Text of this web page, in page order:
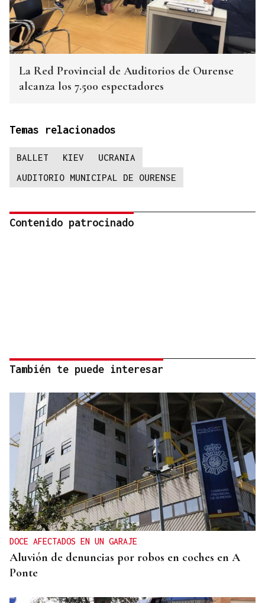
La Red Provincial de Auditorios de Ourense
alcanza los 7.500 espectadores
Temas relacionados
BALLET KIEV
UCRANIA
AUDITORIO MUNICIPAL DE OURENSE
Contenido patrocinado
También te puede interesar
DOCE AFECTADOS EN UN GARAJE
Aluvión de denuncias por robos en coches en A
Ponte